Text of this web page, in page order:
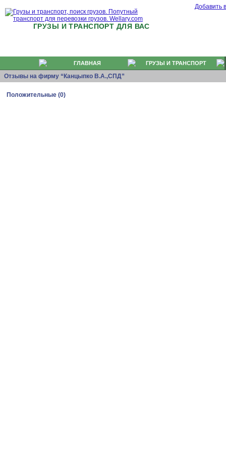
ГРУЗЫ И ТРАНСПОРТ ДЛЯ ВАС
Добавить
ГЛАВНАЯ ГРУЗЫ И ТРАНСПОРТ
Отзывы на фирму “Канцыпко В.А.,СПД”
Положительные (0)